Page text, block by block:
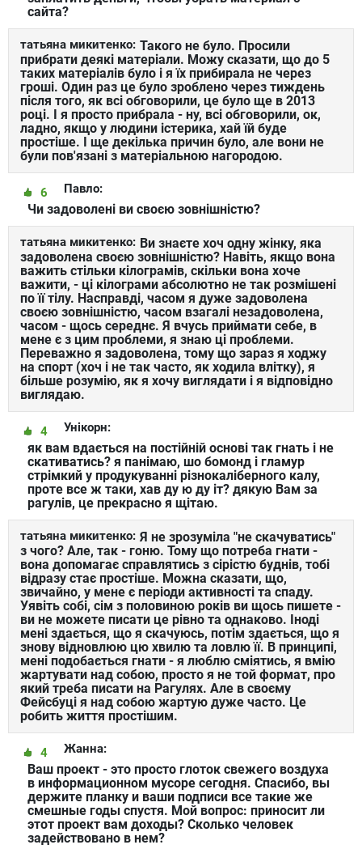
сайта?
татьяна микитенко: Такого не було. Просили
прибрати деякі матеріали. Можу сказати, що до 5
таких матеріалів було і я їх прибирала не через
гроші. Один раз це було зроблено через тиждень
після того, як всі обговорили, це було ще в 2013
році. І я просто прибрала - ну, всі обговорили, ок,
ладно, якщо у людини істерика, хай їй буде
простіше. І ще декілька причин було, але вони не
були пов'язані з матеріальною нагородою.
Павло:
6
Чи задоволені ви своєю зовнішністю?
татьяна микитенко: Ви знаєте хоч одну жінку, яка
задоволена своєю зовнішністю? Навіть, якщо вона
важить стільки кілограмів, скільки вона хоче
важити, - ці кілограми абсолютно не так розмішені
по її тілу. Насправді, часом я дуже задоволена
своєю зовнішністю, часом взагалі незадоволена,
часом - щось середнє. Я вчусь приймати себе, в
мене є з цим проблеми, я знаю ці проблеми.
Переважно я задоволена, тому що зараз я ходжу
на спорт (хоч і не так часто, як ходила влітку), я
більше розумію, як я хочу виглядати і я відповідно
виглядаю.
Унікорн:
4
як вам вдається на постійній основі так гнать і не
скативатись? я панімаю, шо бомонд і гламур
стрімкий у продукуванні різнокаліберного калу,
проте все ж таки, хав ду ю ду іт? дякую Вам за
рагулів, це прекрасно я щітаю.
татьяна микитенко: Я не зрозуміла "не скачуватись"
з чого? Але, так - гоню. Тому що потреба гнати -
вона допомагає справлятись з сірістю буднів, тобі
відразу стає простіше. Можна сказати, що,
звичайно, у мене є періоди активності та спаду.
Уявіть собі, сім з половиною років ви щось пишете -
ви не можете писати це рівно та однаково. Іноді
мені здається, що я скачуюсь, потім здається, що я
знову відновлюю цю хвилю та ловлю її. В принципі,
мені подобається гнати - я люблю сміятись, я вмію
жартувати над собою, просто я не той формат, про
який треба писати на Рагулях. Але в своєму
Фейсбуці я над собою жартую дуже часто. Це
робить життя простішим.
Жанна:
4
Ваш проект - это просто глоток свежего воздуха
в информационном мусоре сегодня. Спасибо, вы
держите планку и ваши подписи все такие же
смешные годы спустя. Мой вопрос: приносит ли
этот проект вам доходы? Сколько человек
задействовано в нем?